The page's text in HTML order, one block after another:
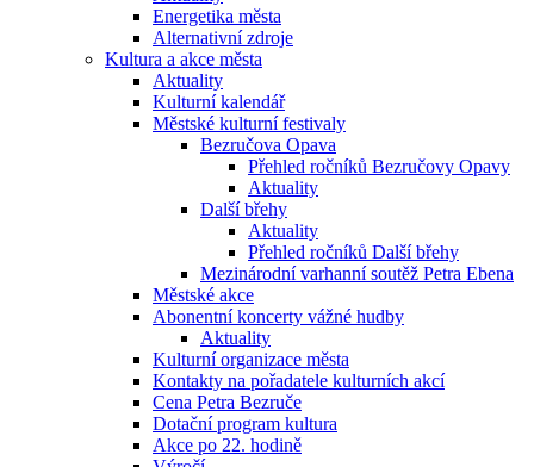
Energetika města
Alternativní zdroje
Kultura a akce města
Aktuality
Kulturní kalendář
Městské kulturní festivaly
Bezručova Opava
Přehled ročníků Bezručovy Opavy
Aktuality
Další břehy
Aktuality
Přehled ročníků Další břehy
Mezinárodní varhanní soutěž Petra Ebena
Městské akce
Abonentní koncerty vážné hudby
Aktuality
Kulturní organizace města
Kontakty na pořadatele kulturních akcí
Cena Petra Bezruče
Dotační program kultura
Akce po 22. hodině